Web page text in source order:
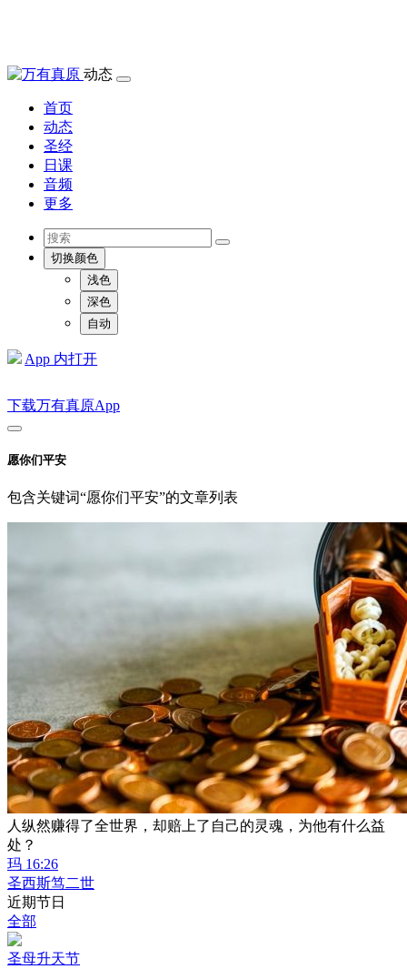
动态
首页
动态
圣经
日课
音频
更多
切换颜色
浅色
深色
自动
App 内打开
下载万有真原App
愿你们平安
包含关键词“愿你们平安”的文章列表
人纵然赚得了全世界，却赔上了自己的灵魂，为他有什么益
处？
玛 16:26
圣西斯笃二世
近期节日
全部
圣母升天节